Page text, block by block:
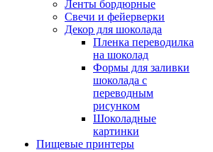
Ленты бордюрные
Свечи и фейерверки
Декор для шоколада
Пленка переводилка
на шоколад
Формы для заливки
шоколада с
переводным
рисунком
Шоколадные
картинки
Пищевые принтеры